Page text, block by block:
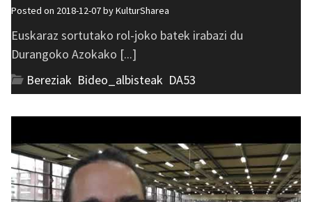
Posted on 2018-12-07 byKulturSharea
Euskaraz sortutako rol-joko batek irabazi du
Durangoko Azokako [...]
Bereziak Bideo_albisteak DA53